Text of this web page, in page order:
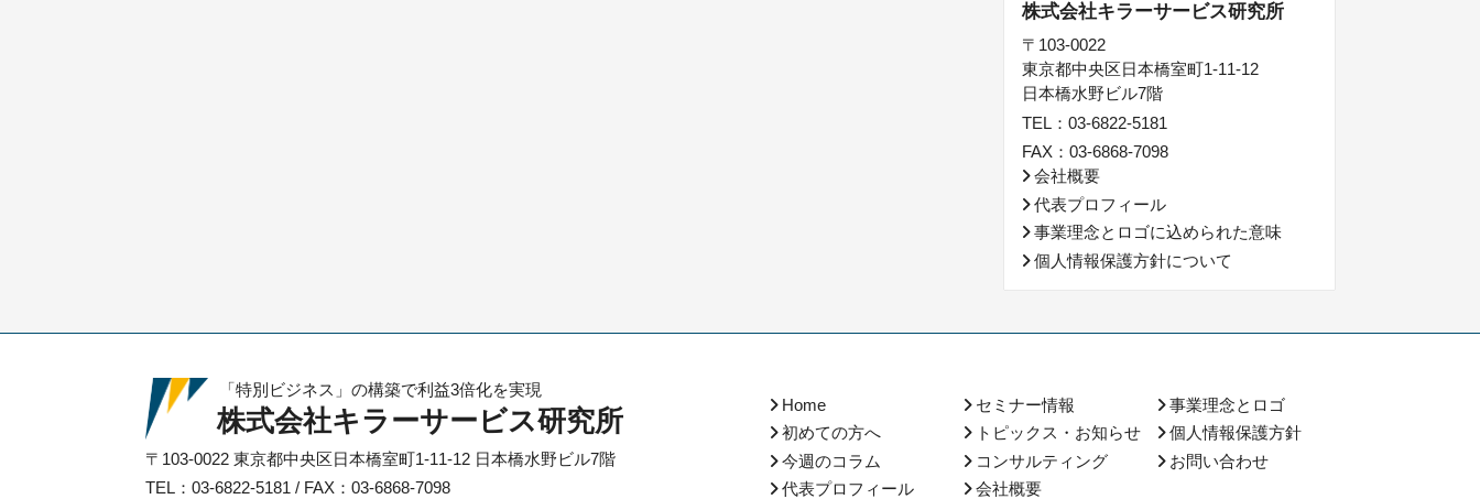
株式会社キラーサービス研究所
〒103-0022
東京都中央区日本橋室町1-11-12
日本橋水野ビル7階
TEL：03-6822-5181
FAX：03-6868-7098
会社概要
代表プロフィール
事業理念とロゴに込められた意味
個人情報保護方針について
Home
初めての方へ
今週のコラム
代表プロフィール
セミナー情報
トピックス・お知らせ
コンサルティング
会社概要
事業理念とロゴ
個人情報保護方針
お問い合わせ
「特別ビジネス」の構築で利益3倍化を実現
株式会社キラーサービス研究所
〒103-0022 東京都中央区日本橋室町1-11-12 日本橋水野ビル7階
TEL：03-6822-5181 / FAX：03-6868-7098